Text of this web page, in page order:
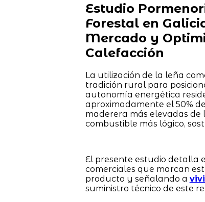
Estudio
Forestal en
Mercado y
Calefacción
La utilización de la leña
tradición rural para
autonomía energética
aproximadamente el 50%
maderera más elevadas de
combustible más lógico,
El presente estudio detalla
comerciales que marcan
producto y señalando a
suministro técnico de este